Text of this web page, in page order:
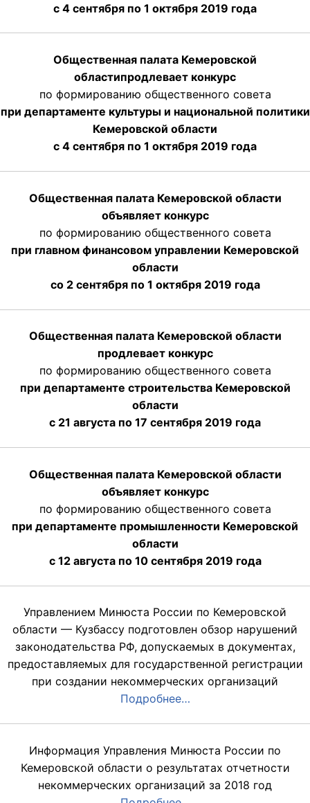
с 4 сентября по 1 октября 2019 года
Общественная палата Кемеровской
областипродлевает конкурс
по формированию общественного совета
при департаменте культуры и национальной политики
Кемеровской области
с 4 сентября по 1 октября 2019 года
Общественная палата Кемеровской области
объявляет конкурс
по формированию общественного совета
при главном финансовом управлении Кемеровской
области
со 2 сентября по 1 октября 2019 года
Общественная палата Кемеровской области
продлевает конкурс
по формированию общественного совета
при департаменте строительства Кемеровской
области
с 21 августа по 17 сентября 2019 года
Общественная палата Кемеровской области
объявляет конкурс
по формированию общественного совета
при департаменте промышленности Кемеровской
области
с 12 августа по 10 сентября 2019 года
Управлением Минюста России по Кемеровской
области — Кузбассу подготовлен обзор нарушений
законодательства РФ, допускаемых в документах,
предоставляемых для государственной регистрации
при создании некоммерческих организаций
Подробнее…
Информация Управления Минюста России по
Кемеровской области о результатах отчетности
некоммерческих организаций за 2018 год